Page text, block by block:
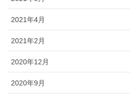
2021年4月
2021年2月
2020年12月
2020年9月